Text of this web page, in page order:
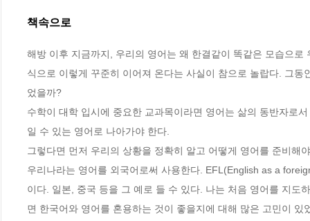
책속으로
해방 이후 지금까지, 우리의 영어는 왜 한결같이 똑같은 모습으
식으로 이렇게 꾸준히 이어져 온다는 사실이 참으로 놀랍다. 그
었을까?
수학이 대학 입시에 중요한 교과목이라면 영어는 삶의 동반자로
일 수 있는 영어로 나아가야 한다.
그렇다면 먼저 우리의 상황을 정확히 알고 어떻게 영어를 준비해
우리나라는 영어를 외국어로써 사용한다. EFL(English as a
이다. 일본, 중국 등을 그 예로 들 수 있다. 나는 처음 영어를 지도
면 한국어와 영어를 혼용하는 것이 좋을지에 대해 많은 고민이